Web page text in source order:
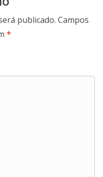
publicado. Campos
*